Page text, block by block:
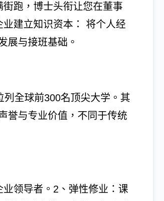
跑，博士头衔让您在董事
建立知识资本： 将个人经
展与接班基础。
全球前300名顶尖大学。其
誉与专业价值，不同于传统
领导者。2、弹性修业：课